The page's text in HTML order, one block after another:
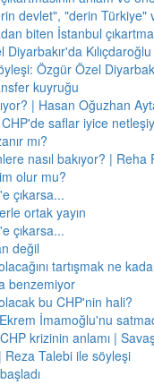
devlet", "derin
biten İstanbul
Diyarbakır'da
Özgür Özel
kuyruğu
| Hasan Oğuzhan
saflar iyice
mı?
nasıl bakıyor? |
olur mu?
çıkarsa...
ortak yayın
çıkarsa...
değil
tartışmak ne
benzemiyor
bu CHP'nin hali?
İmamoğlu'nu
krizinin anlamı |
Reza Talebi ile söyleşi